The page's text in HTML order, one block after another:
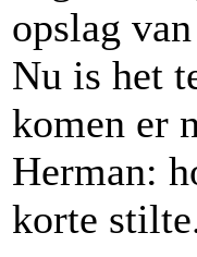
opslag
Nu is het
komen er
Herman:
korte